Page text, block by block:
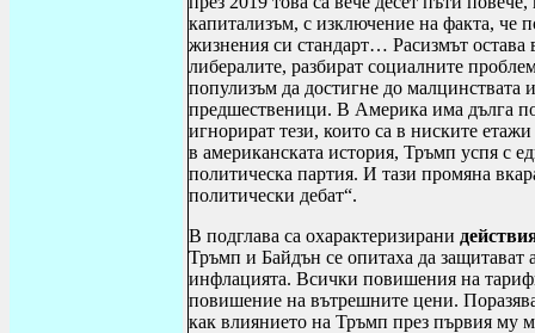
капитализъм, с изключение на факта, че
жизнения си стандарт… Расизмът
либералите, разбират социалните
популизъм да достигне до малцинствата
предшественици. В Америка има дълга
игнорират тези, които са в ниските
в американската история, Тръмп успя с
политическа партия. И тази промяна
политически дебат“.
В подглава са охарактеризирани
Тръмп и Байдън се опитаха да защитават
инфлацията. Всички повишения на
повишение на вътрешните цени.
как влиянието на Тръмп през първия му